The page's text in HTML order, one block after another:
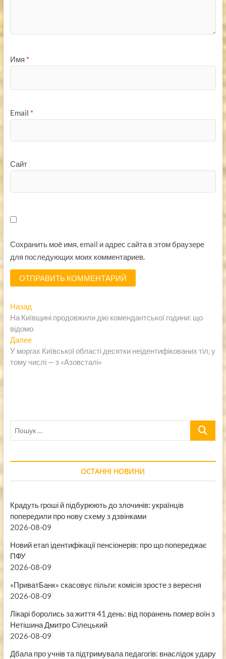
Имя *
Email *
Сайт
Сохранить моё имя, email и адрес сайта в этом браузере
для последующих моих комментариев.
Навигация
по
записям
НазадПредыдущая
запись:
На Київщині продовжили дію комендантської години: що
відомо
ДалееСледующая
запись:
У моргах Київської області десятки неідентифікованих тіл, у
тому числі — з «Азовсталі»
Пошук
ОСТАННІ НОВИНИ
Крадуть гроші й підбурюють до злочинів: українців
попередили про нову схему з дзвінками
2026-08-09
Новий етап ідентифікації пенсіонерів: про що попереджає
ПФУ
2026-08-09
«ПриватБанк» скасовує пільги: комісія зросте з вересня
2026-08-09
Лікарі боролись за життя 41 день: від поранень помер воїн з
Нетішина Дмитро Сілецький
2026-08-09
Дбала про учнів та підтримувала педагогів: внаслідок удару